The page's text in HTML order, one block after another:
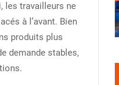
les travailleurs ne
à l’avant. Bien
produits plus
demande stables,